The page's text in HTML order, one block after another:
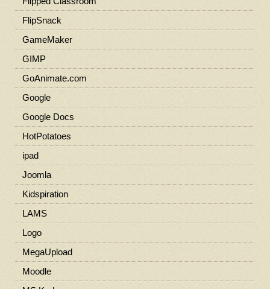
FlipSnack
GameMaker
GIMP
GoAnimate.com
Google
Google Docs
HotPotatoes
ipad
Joomla
Kidspiration
LAMS
Logo
MegaUpload
Moodle